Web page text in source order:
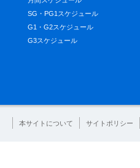
SG・PG1スケジュール
G1・G2スケジュール
G3スケジュール
本サイトについて サイトポリシー